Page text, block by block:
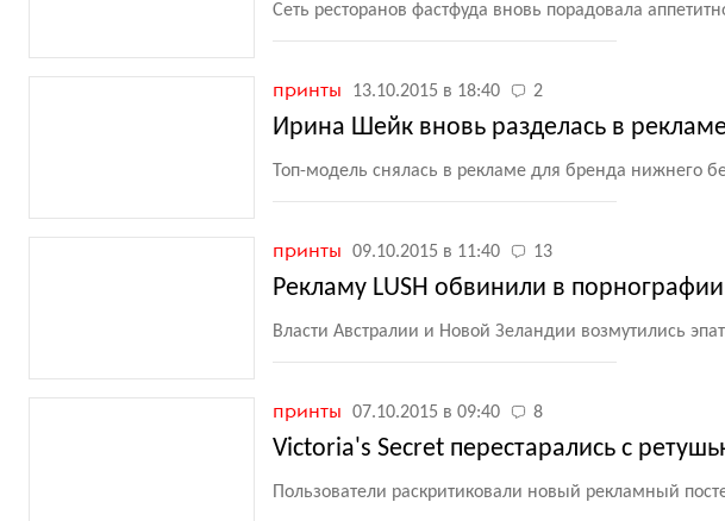
Сеть ресторанов фастфуда вновь порадовала
принты 13.10.2015 в 18:40 2
Ирина Шейк вновь разделась в
Топ-модель снялась в рекламе для бренда нижнего
принты 09.10.2015 в 11:40 13
Рекламу LUSH обвинили в порнографии
Власти Австралии и Новой Зеландии возмутились
принты 07.10.2015 в 09:40 8
Victoria's Secret перестарались с
Пользователи раскритиковали новый рекламный